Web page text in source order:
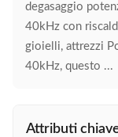
degasaggio
40kHz con
gioielli, attrezzi
40kHz, questo ...
Attributi